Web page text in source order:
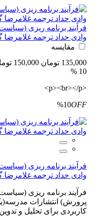
فرآیند برنامه ریزی
وادی حداد ترجمه غلامرضا
مقایسه
135,000 تومان
150,000 تومان
10 %
<p><br></p>
%10OFF
فرآیند برنامه ریزی
وادی حداد ترجمه غلامرضا
فرآیند برنامه ریزی
پرورش) انتشارات
کاربردی برای تحلیل و